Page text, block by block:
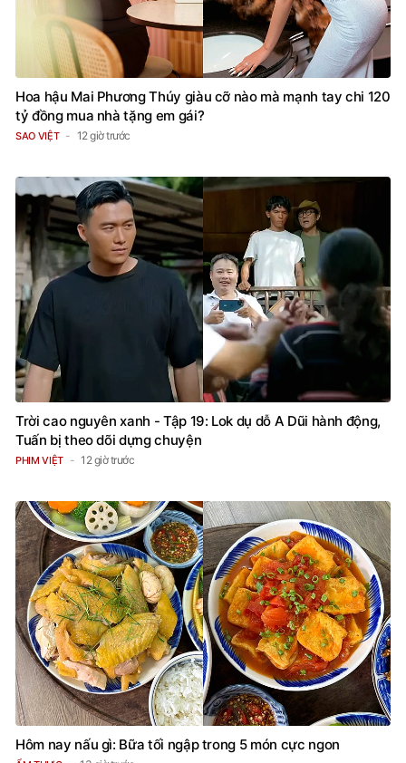
Hoa hậu Mai Phương Thúy giàu cỡ nào mà mạnh tay chi 120
tỷ đồng mua nhà tặng em gái?
SAO VIỆT 12 giờ trước
Trời cao nguyên xanh - Tập 19: Lok dụ dỗ A Dũi hành động,
Tuấn bị theo dõi dựng chuyện
PHIM VIỆT 12 giờ trước
Hôm nay nấu gì: Bữa tối ngập trong 5 món cực ngon